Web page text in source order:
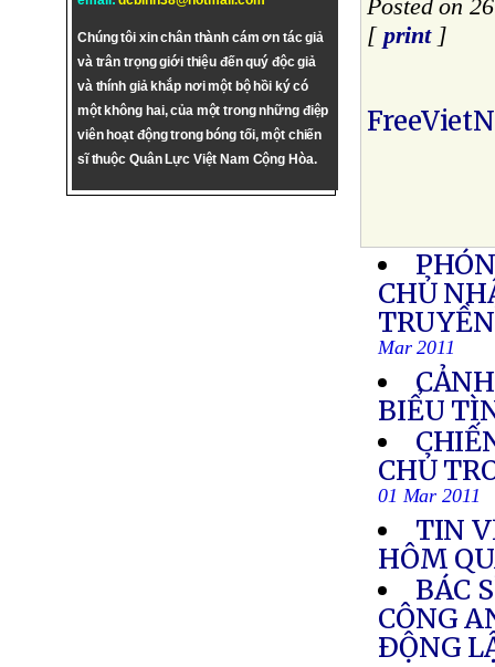
Chúng tôi xin chân thành cám ơn tác giả
và trân trọng giới thiệu đến quý độc giả
và thính giả khắp nơi một bộ hồi ký có
một không hai, của một trong những điệp
viên hoạt động trong bóng tối, một chiến
sĩ thuộc Quân Lực Việt Nam Cộng Hòa.
Posted on
[ print]
CHỦ
Mar 2011
BIỂU
CHỦ
01 Mar 2011
TIN
HÔM
BÁC
CÔNG
ÐỘNG